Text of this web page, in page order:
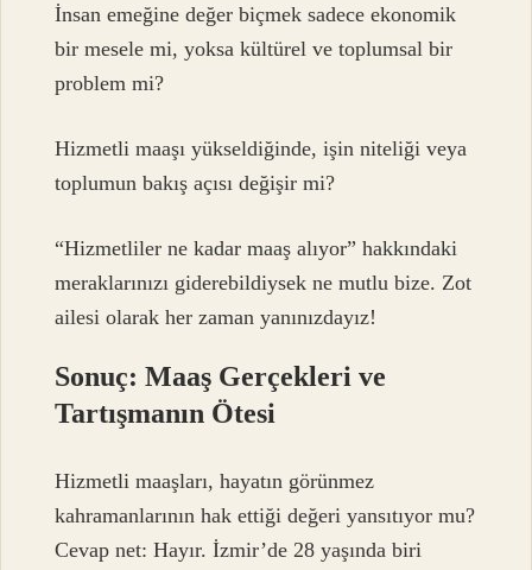
İnsan emeğine değer biçmek sadece ekonomik
bir mesele mi, yoksa kültürel ve toplumsal bir
problem mi?
Hizmetli maaşı yükseldiğinde, işin niteliği veya
toplumun bakış açısı değişir mi?
“Hizmetliler ne kadar maaş alıyor” hakkındaki
meraklarınızı giderebildiysek ne mutlu bize. Zot
ailesi olarak her zaman yanınızdayız!
Sonuç: Maaş Gerçekleri ve
Tartışmanın Ötesi
Hizmetli maaşları, hayatın görünmez
kahramanlarının hak ettiği değeri yansıtıyor mu?
Cevap net: Hayır. İzmir’de 28 yaşında biri